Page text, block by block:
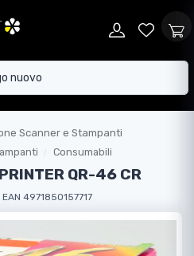
Scanner e Stampanti
Consumabili
QR-46 CR
EAN 4971850157717